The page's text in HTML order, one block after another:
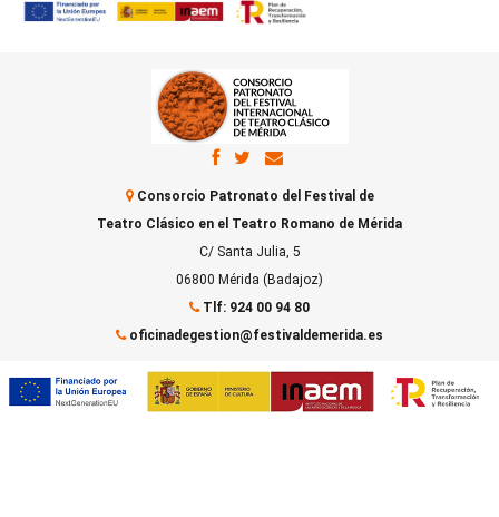
Consorcio Patronato del Festival de
Teatro Clásico en el Teatro Romano de Mérida
C/ Santa Julia, 5
06800 Mérida (Badajoz)
Tlf: 924 00 94 80
oficinadegestion@festivaldemerida.es